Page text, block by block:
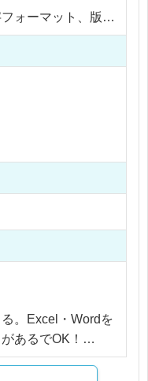
ォーマット、版下
アウト調整
トの提案
録、管理
示・チェックを受
みをお任せいたし
にはオススメのお
。Excel・Wordを
あるでOK！